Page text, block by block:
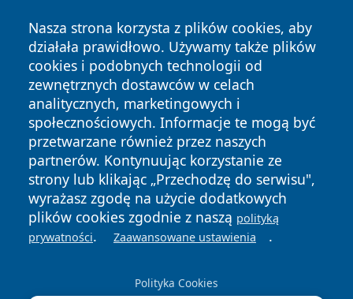
Nasza strona korzysta z plików cookies, aby
działała prawidłowo. Używamy także plików
cookies i podobnych technologii od
zewnętrznych dostawców w celach
analitycznych, marketingowych i
społecznościowych. Informacje te mogą być
przetwarzane również przez naszych
partnerów. Kontynuując korzystanie ze
strony lub klikając „Przechodzę do serwisu",
wyrażasz zgodę na użycie dodatkowych
plików cookies zgodnie z naszą polityką
prywatności. Zaawansowane ustawienia .
Polityka Cookies
Copyright © 2026 czestochowanews.pl Wszystkie prawa
zastrzeżone.
News Autorzy
Polityka
Prywatności
Polityka
Cookies
cześć